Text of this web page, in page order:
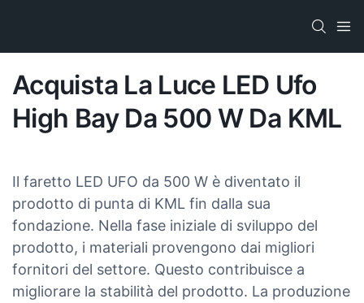
Acquista La Luce LED Ufo
High Bay Da 500 W Da KML
Il faretto LED UFO da 500 W è diventato il
prodotto di punta di KML fin dalla sua
fondazione. Nella fase iniziale di sviluppo del
prodotto, i materiali provengono dai migliori
fornitori del settore. Questo contribuisce a
migliorare la stabilità del prodotto. La produzione